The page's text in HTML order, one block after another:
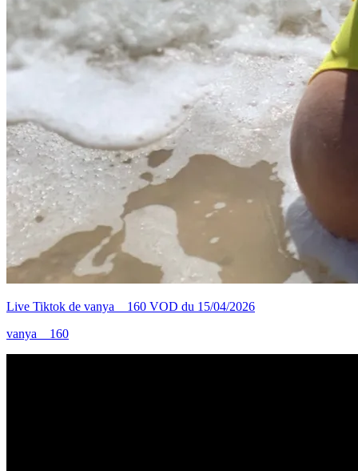
Live Tiktok de vanya__160 VOD du 15/04/2026
vanya__160